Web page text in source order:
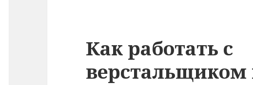
Как работать с
верстальщиком